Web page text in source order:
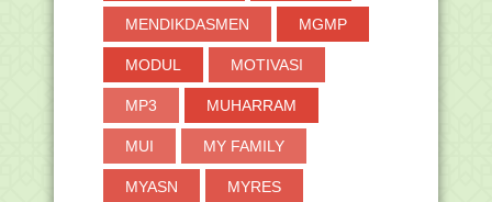
MENDIKDASMEN MGMP
MODUL MOTIVASI
MP3 MUHARRAM
MUI MY FAMILY
MYASN MYRES